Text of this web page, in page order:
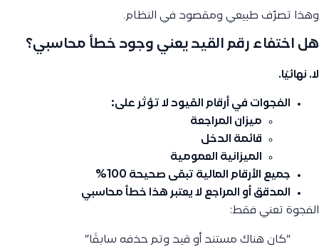
وهذا تصرّف طبيعي ومقصود في النظام.
هل اختفاء رقم القيد يعني وجود خطأ محاسبي؟
لا. نهائيًا.
الفجوات في أرقام القيود لا تؤثر على:
ميزان المراجعة
قائمة الدخل
الميزانية العمومية
جميع الأرقام المالية تبقى صحيحة 100%
المدقق أو المراجع لا يعتبر هذا خطأ محاسبي
الفجوة تعني فقط:
“كان هناك مستند أو قيد وتم حذفه سابقًا”